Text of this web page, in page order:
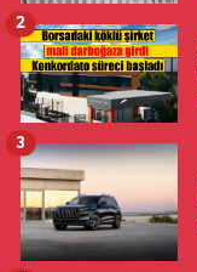
2
3